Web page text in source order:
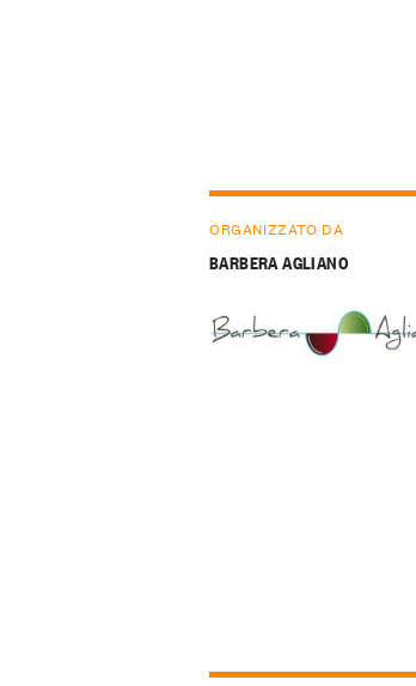
ORGANIZZATO DA
BARBERA AGLIANO